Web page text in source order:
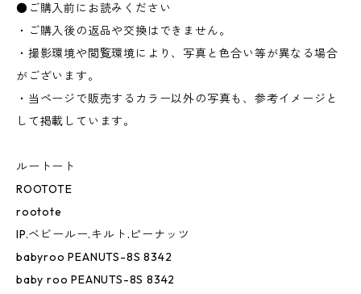
●ご購入前にお読みください
・ご購入後の返品や交換はできません。
・撮影環境や閲覧環境により、写真と色合い等が異なる場合
がございます。
・当ページで販売するカラー以外の写真も、参考イメージと
して掲載しています。
ルートート
ROOTOTE
rootote
IP.ベビールー.キルト.ピーナッツ
babyroo PEANUTS-8S 8342
baby roo PEANUTS-8S 8342